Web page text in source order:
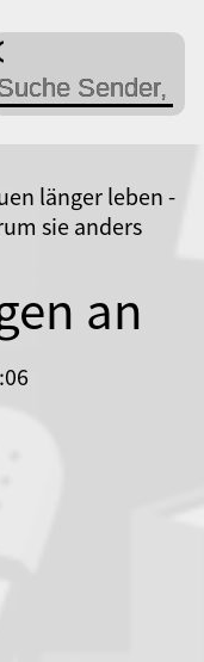
länger leben -
sie anders
an